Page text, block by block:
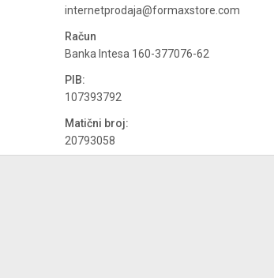
internetprodaja@formaxstore.com
Račun
Banka Intesa 160-377076-62
PIB:
107393792
Matični broj:
20793058